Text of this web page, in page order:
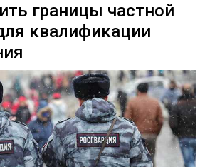
границы частной
квалификации